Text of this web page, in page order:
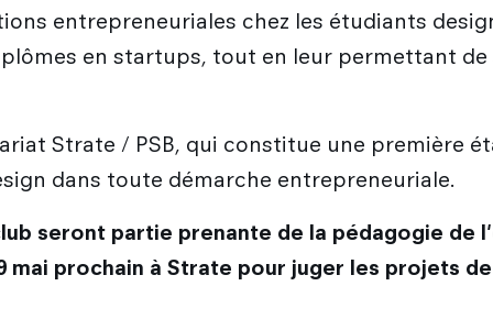
entrepreneuriales chez les étudiants
en startups, tout en leur permettant de
Strate / PSB, qui constitue une première
dans toute démarche entrepreneuriale.
seront partie prenante de la pédagogie
mai prochain à Strate pour juger les projets